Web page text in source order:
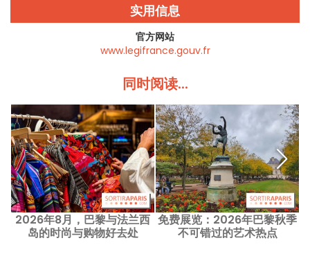
实用信息
官方网站
www.legifrance.gouv.fr
同时阅读...
2026年8月，巴黎与法兰西
岛的时尚与购物好去处
免费展览：2026年巴黎秋季
不可错过的艺术热点